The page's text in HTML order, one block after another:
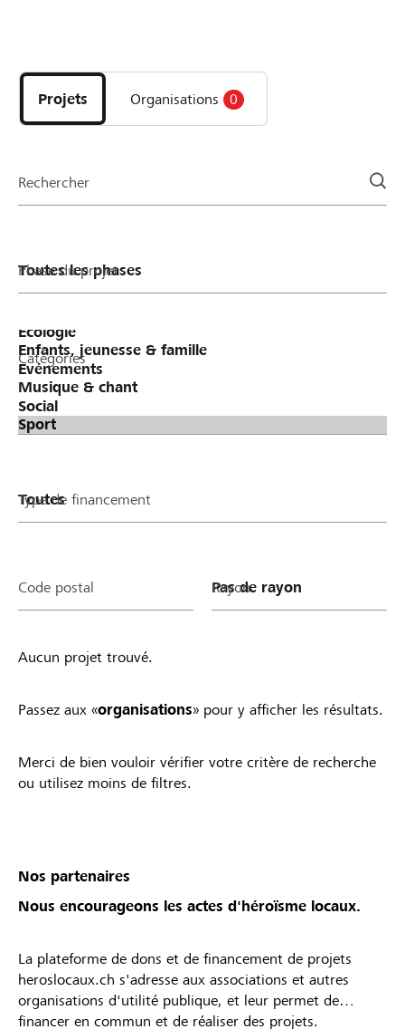
DE FR IT
les
projets
et
la
Projets Organisations 0
Rechercher
Phase du projet
Catégories
Type de financement
Code postal Rayon
Aucun projet trouvé.
Passez aux «organisations» pour y afficher les résultats.
Merci de bien vouloir vérifier votre critère de recherche
ou utilisez moins de filtres.
Nos partenaires
Nous encourageons les actes d'héroïsme locaux.
La plateforme de dons et de financement de projets
heroslocaux.ch s'adresse aux associations et autres
organisations d'utilité publique, et leur permet de
financer en commun et de réaliser des projets.